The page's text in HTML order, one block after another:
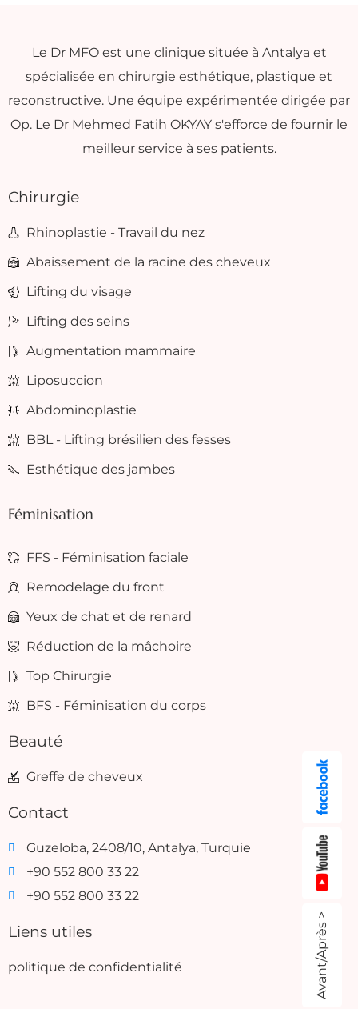
Le Dr MFO est une clinique située à Antalya et
spécialisée en chirurgie esthétique, plastique et
reconstructive. Une équipe expérimentée dirigée par
Op. Le Dr Mehmed Fatih OKYAY s'efforce de fournir le
meilleur service à ses patients.
Chirurgie
Rhinoplastie - Travail du nez
Abaissement de la racine des cheveux
Lifting du visage
Lifting des seins
Augmentation mammaire
Liposuccion
Abdominoplastie
BBL - Lifting brésilien des fesses
Esthétique des jambes
Féminisation
FFS - Féminisation faciale
Remodelage du front
Yeux de chat et de renard
Réduction de la mâchoire
Top Chirurgie
BFS - Féminisation du corps
Beauté
Greffe de cheveux
Contact
Guzeloba, 2408/10, Antalya, Turquie
+90 552 800 33 22
+90 552 800 33 22
Liens utiles
politique de confidentialité Avant/Après >